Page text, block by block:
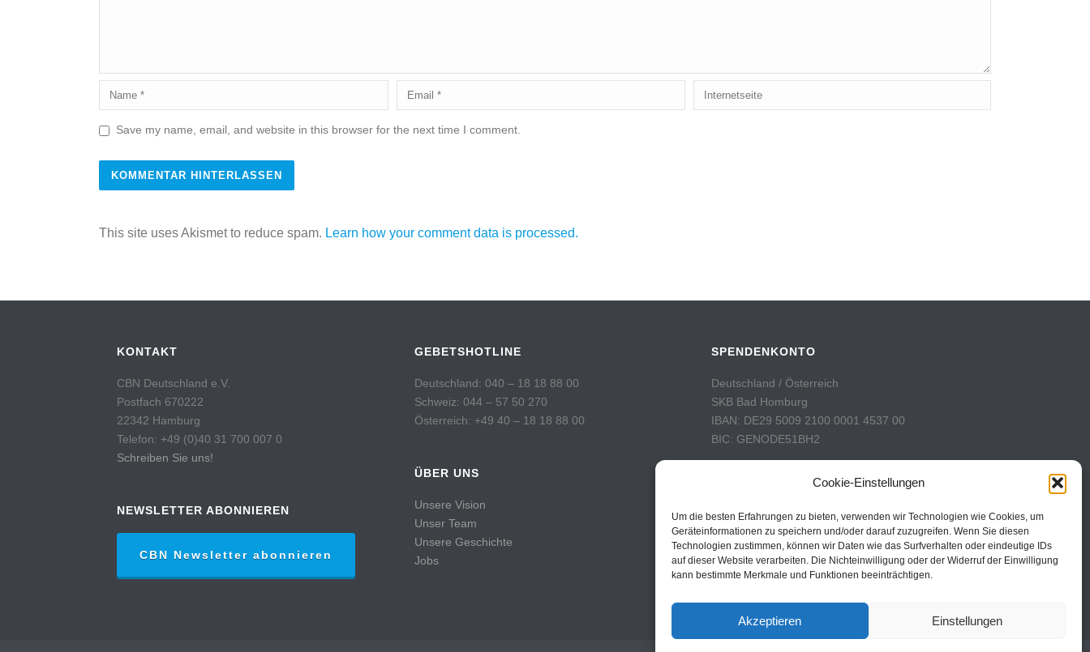
Cookie-Einstellungen
Um die besten Erfahrungen zu bieten, verwenden wir Technologien wie Cookies, um
Geräteinformationen zu speichern und/oder darauf zuzugreifen. Wenn Sie diesen
Technologien zustimmen, können wir Daten wie das Surfverhalten oder eindeutige IDs
auf dieser Website verarbeiten. Die Nichteinwilligung oder der Widerruf der Einwilligung
kann bestimmte Merkmale und Funktionen beeinträchtigen.
Akzeptieren Einstellungen
Save my name, email, and website in this browser for the next time I comment.
This site uses Akismet to reduce spam. Learn how your comment data is processed.
KONTAKT
CBN Deutschland e.V.
Postfach 670222
22342 Hamburg
Telefon: +49 (0)40 31 700 007 0
Schreiben Sie uns!
NEWSLETTER ABONNIEREN
CBN Newsletter abonnieren
GEBETSHOTLINE
Deutschland: 040 – 18 18 88 00
Schweiz: 044 – 57 50 270
Österreich: +49 40 – 18 18 88 00
ÜBER UNS
Unsere Vision
Unser Team
Unsere Geschichte
Jobs
SPENDENKONTO
Deutschland / Österreich
SKB Bad Homburg
IBAN: DE29 5009 2100 0001 4537 00
BIC: GENODE51BH2
Konto: 60-742493-7
IBAN: CH31 0900 0000 6074 2493 7
BIC: POFICHBEXXX